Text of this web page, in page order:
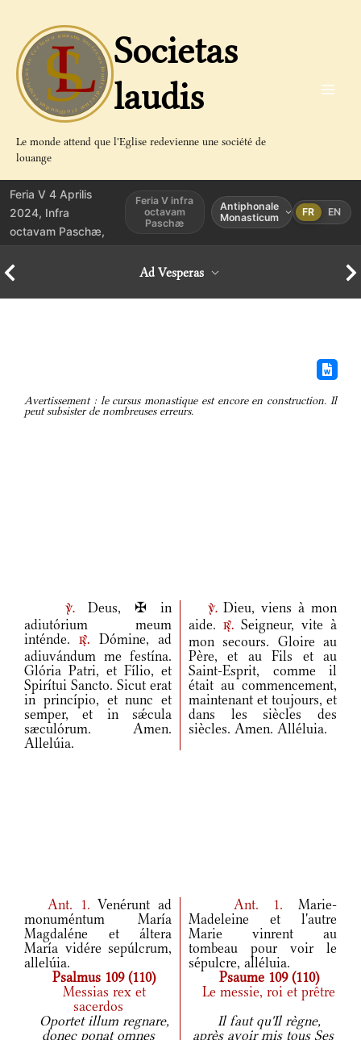
contenu
Societas
laudis
Le monde attend que l'Eglise redevienne une société de
louange
Feria V 4 Aprilis
2024, Infra
octavam Paschæ,
Feria V infra
octavam
Paschæ
Antiphonale
Monasticum
FR EN
Ad Vesperas
Avertissement : le cursus monastique est encore en construction. Il
peut subsister de nombreuses erreurs.
v.Deus, ✠ in
adiutórium meum
inténde.r.
Dómine, ad
adiuvándum me festína.
Glória Patri, et Fílio, et
Spirítui Sancto. Sicut erat
in princípio, et nunc et
semper, et in sǽcula
sæculórum. Amen.
Allelúia.
v.Dieu, viens à mon
aide.
r. Seigneur, vite à
mon secours. Gloire au
Père, et au Fils et au
Saint-Esprit, comme il
était au commencement,
maintenant et toujours, et
dans les siècles des
siècles. Amen. Alléluia.
Ant. 1. Venérunt ad
monuméntum María
Magdaléne et áltera
María vidére sepúlcrum,
allelúia.
Ant. 1. Marie-
Madeleine et l'autre
Marie vinrent au
tombeau pour voir le
sépulcre, alléluia.
Psalmus 109 (110)
Psaume 109 (110)
Messias rex et
sacerdos
Le messie, roi et prêtre
Oportet illum regnare,
donec ponat omnes
Il faut qu'Il règne,
après avoir mis tous Ses